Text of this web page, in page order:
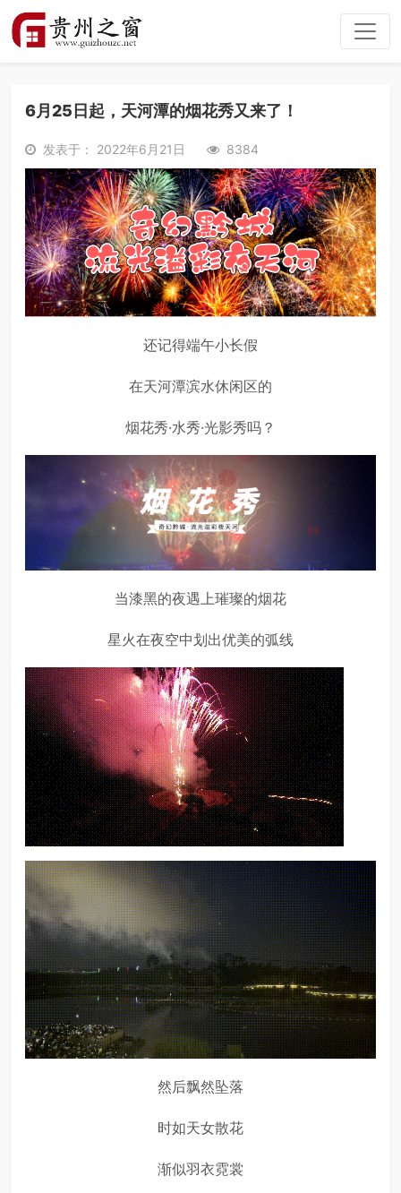
6月25日起，天河潭的烟花秀又来了！
发表于： 2022年6月21日 8384
还记得端午小长假
在天河潭滨水休闲区的
烟花秀·水秀·光影秀吗？
当漆黑的夜遇上璀璨的烟花
星火在夜空中划出优美的弧线
然后飘然坠落
时如天女散花
渐似羽衣霓裳